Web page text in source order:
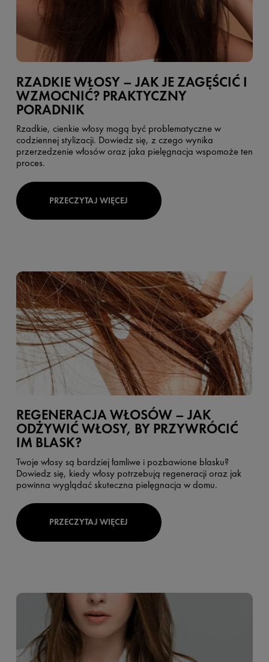
RZADKIE WŁOSY – JAK JE ZAGĘŚCIĆ I
WZMOCNIĆ? PRAKTYCZNY
PORADNIK
Rzadkie, cienkie włosy mogą być problematyczne w
codziennej stylizacji. Dowiedz się, z czego wynika
przerzedzenie włosów oraz jaka pielęgnacja wspomoże ten
proces.
PRZECZYTAJ WIĘCEJ
REGENERACJA WŁOSÓW – JAK
ODŻYWIĆ WŁOSY, BY PRZYWRÓCIĆ
IM BLASK?
Twoje włosy są bardziej łamliwe i pozbawione blasku?
Dowiedz się, kiedy włosy potrzebują regeneracji oraz jak
powinna wyglądać skuteczna pielęgnacja w domu.
PRZECZYTAJ WIĘCEJ